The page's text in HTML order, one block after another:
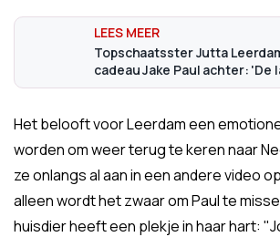
Topschaatsster Jutta
cadeau Jake Paul achter: 'De
Het belooft voor Leerdam een
worden om weer terug te keren naar
ze onlangs al aan in een andere video
alleen wordt het zwaar om Paul te
huisdier heeft een plekje in haar hart: